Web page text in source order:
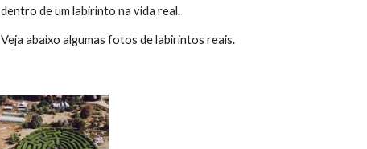
dentro de um labirinto na vida real.
Veja abaixo algumas fotos de labirintos reais.